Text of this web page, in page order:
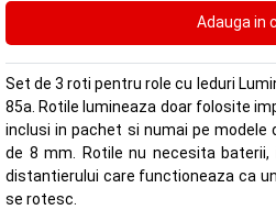
Set de 3 roti pentru role cu leduri
85a. Rotile lumineaza doar folosite
inclusi in pachet si numai pe modele
de 8 mm. Rotile nu necesita
distantierului care functioneaza ca
se rotesc.